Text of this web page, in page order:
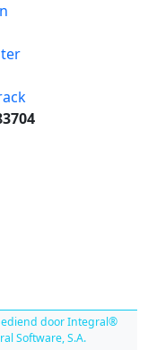
door Integral®
Software, S.A.